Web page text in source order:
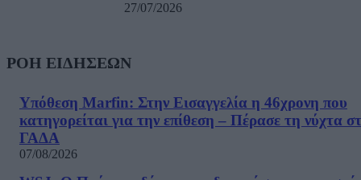
27/07/2026
ΡΟΗ ΕΙΔΗΣΕΩΝ
Υπόθεση Marfin: Στην Εισαγγελία η 46χρονη που
κατηγορείται για την επίθεση – Πέρασε τη νύχτα
ΓΑΔΑ
07/08/2026